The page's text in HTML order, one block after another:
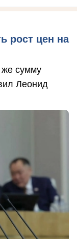
рост цен на
сумму
Леонид